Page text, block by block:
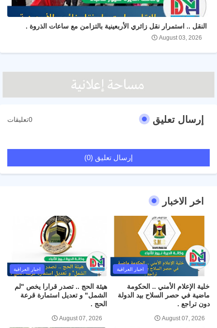
النقل .. استمرار نقل زائري الأربعينية بالتزامن مع ساعات الذروة .
August 03, 2026
إرسال تعليق 0تعليقات
إرسال تعليق (0)
اخر الاخبار
اخبار العراقية
خلية الإعلام الأمني .. الحكومة
ماضية في حصر السلاح بيد الدولة
دون تراجع .
August 07, 2026
اخبار العراقية
هيئة الحج .. تصدر قرارا يخص "لم
الشمل" و تعديل استمارة قرعة
الحج .
August 07, 2026